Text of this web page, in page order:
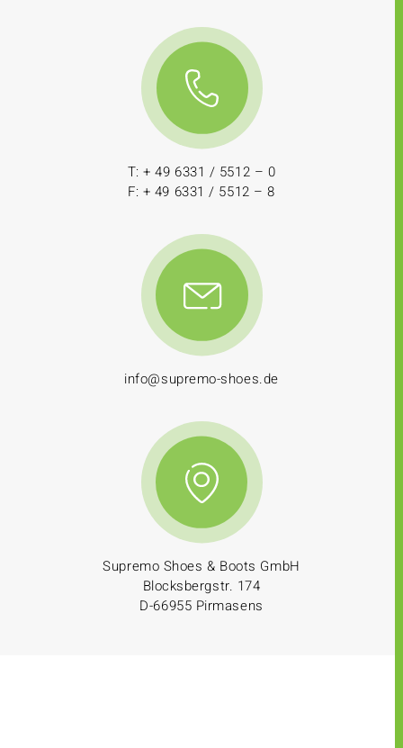
T: + 49 6331 / 5512 – 0
F: + 49 6331 / 5512 – 8
info@supremo-shoes.de
Supremo Shoes & Boots GmbH
Blocksbergstr. 174
D-66955 Pirmasens